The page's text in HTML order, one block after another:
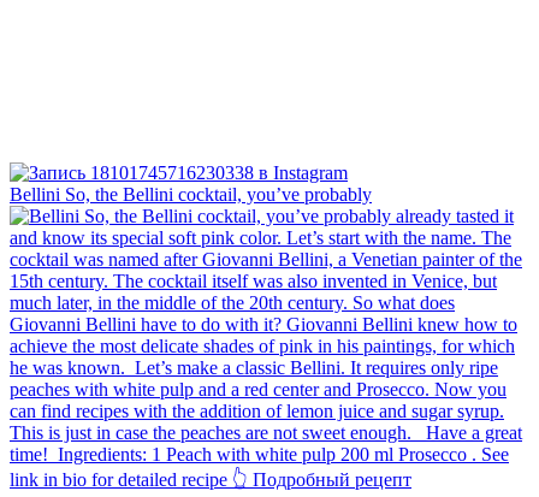
Bellini⁠ So, the Bellini cocktail, you’ve probably